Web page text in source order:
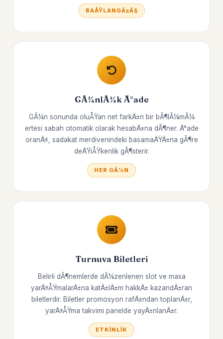
BAÅŸLANGÄ±Ã§
GÃ¼nlÃ¼k Ä°ade
GÃ¼n sonunda oluÅŸan net farkÄ±n bir bÃ¶lÃ¼mÃ¼
ertesi sabah otomatik olarak hesabÄ±na dÃ¶ner. Ä°ade
oranÄ±, sadakat merdivenindeki basamaÄŸÄ±na gÃ¶re
deÄŸiÅŸkenlik gÃ¶sterir.
HER GÃ¼N
Turnuva Biletleri
Belirli dÃ¶nemlerde dÃ¼zenlenen slot ve masa
yarÄ±ÅŸmalarÄ±na katÄ±lÄ±m hakkÄ± kazandÄ±ran
biletlerdir. Biletler promosyon rafÄ±ndan toplanÄ±r,
yarÄ±ÅŸma takvimi panelde yayÄ±nlanÄ±r.
ETKINLIK